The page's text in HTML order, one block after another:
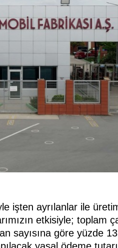
işten ayrılanlar ile
etkisiyle; toplam
sayısına göre yüzde